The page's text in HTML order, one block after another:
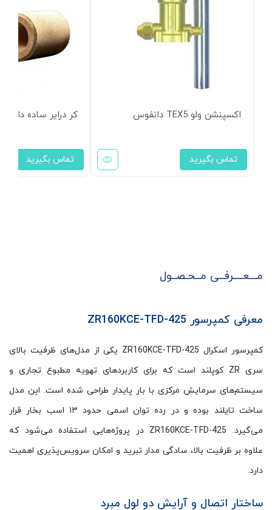
اکسپنشن ولو TEX5 دانفوس
تماس بگیرید
کر درایر ساده
تماس بگیرید
مـــعــــرفــی مــحـصــول
معرفی کمپرسور ZR160KCE-TFD-425
کمپرسور اسکرال ZR160KCE-TFD-425 یکی از مدل‌های ظرفیت بالای
سری ZR کوپلند است که برای کاربردهای تهویه مطبوع تجاری و
سیستم‌های سرمایش مرکزی با بار پایدار طراحی شده است. این مدل
ساخت تایلند بوده و در رده توان اسمی حدود ۱۳ اسب بخار قرار
می‌گیرد. ZR160KCE-TFD-425 در پروژه‌هایی استفاده می‌شود که
علاوه بر ظرفیت بالا، سادگی مدار تبرید و امکان سرویس‌پذیری اهمیت
دارد.
ساختار اتصال و آرایش دو لول مبرد